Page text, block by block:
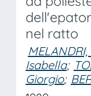
nel ratto
Isabella;
Giorgio;